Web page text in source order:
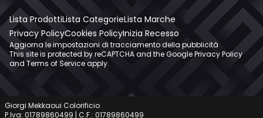
Lista ProdottiLista CategorieLista Marche
Privacy PolicyCookies PolicyInizia Recesso
Aggiorna le impostazioni di tracciamento della pubblicità
This site is protected by reCAPTCHA and the GooglePrivacy Policy
and Terms of Serviceapply.
Giorgi Mekkaoui Colorificio
P.Iva: 01789860499 | C.F.: 01789860499